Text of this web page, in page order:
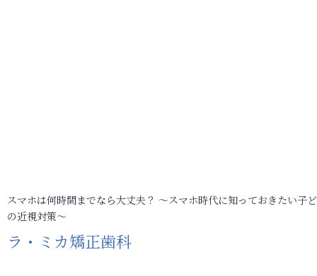
スマホは何時間までなら大丈夫？ ～スマホ時代に知っておきたい子
の近視対策～
ラ・ミカ矯正歯科